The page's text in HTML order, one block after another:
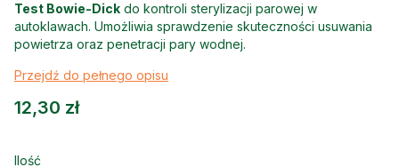
Test Bowie-Dick do kontroli sterylizacji parowej w
autoklawach. Umożliwia sprawdzenie skuteczności usuwania
powietrza oraz penetracji pary wodnej.
Przejdź do pełnego opisu
Cena
12,30 zł
Ilość